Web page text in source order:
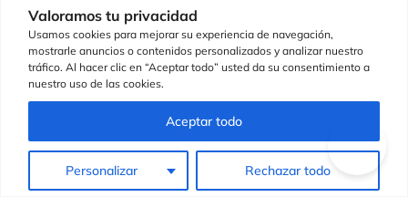
Valoramos tu privacidad
Usamos cookies para mejorar su experiencia de navegación,
mostrarle anuncios o contenidos personalizados y analizar nuestro
tráfico. Al hacer clic en “Aceptar todo” usted da su consentimiento a
nuestro uso de las cookies.
Personalizar Rechazar todo
Aceptar todo
Game Server google
hosting HTTPS icann malware marca
marketing Marketing digital onpage
palabras clave Plesk Onyx posicionamiento